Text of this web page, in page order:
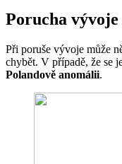
Porucha vývoje
Při poruše vývoje může
chybět. V případě, že se
Polandově anomálii.